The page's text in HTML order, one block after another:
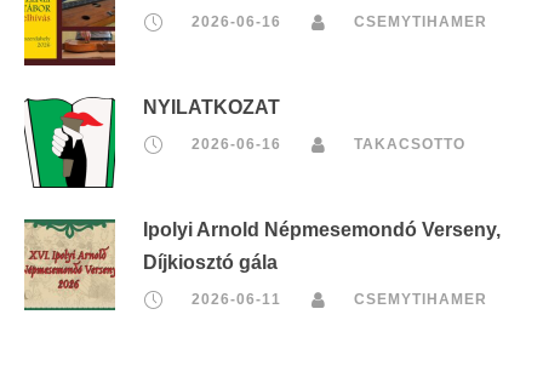
2026-06-16 CSEMYTIHAMER
NYILATKOZAT
2026-06-16 TAKACSOTTO
Ipolyi Arnold Népmesemondó Verseny,
Díjkiosztó gála
2026-06-11 CSEMYTIHAMER